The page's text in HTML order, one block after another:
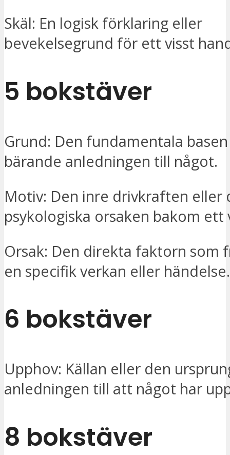
Skäl: En logisk förklaring eller
bevekelsegrund för ett visst
5 bokstäver
Grund: Den fundamentala
bärande anledningen till något.
Motiv: Den inre drivkraften eller
psykologiska orsaken bakom ett
Orsak: Den direkta faktorn som
en specifik verkan eller händelse.
6 bokstäver
Upphov: Källan eller den
anledningen till att något har
8 bokstäver